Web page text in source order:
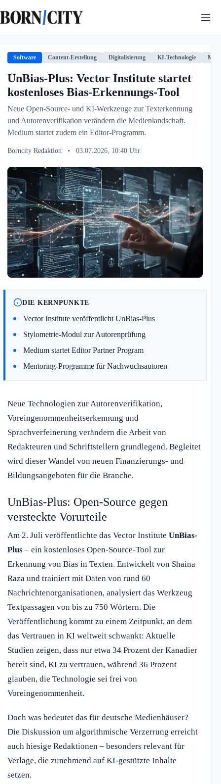
Inhalt
springen
Software Content-Erstellung Digitalisierung KI-Technologie
UnBias-Plus: Vector Institute startet
kostenloses Bias-Erkennungs-Tool
Neue Open-Source- und KI-Werkzeuge zur Texterkennung
und Autorenverifikation verändern die Medienlandschaft.
Medium startet zudem ein Editor-Programm.
Borncity Redaktion • 03.07.2026, 10:40 Uhr
DIE KERNPUNKTE
Vector Institute veröffentlicht UnBias-Plus
Stylometrie-Modul zur Autorenprüfung
Medium startet Editor Partner Program
Mentoring-Programme für Nachwuchsautoren
Neue Technologien zur Autorenverifikation,
Voreingenommenheitserkennung und
Sprachverfeinerung verändern die Arbeit von
Redakteuren und Schriftstellern grundlegend. Begleitet
wird dieser Wandel von neuen Finanzierungs- und
Bildungsangeboten für die Branche.
UnBias-Plus: Open-Source gegen
versteckte Vorurteile
Am 2. Juli veröffentlichte das Vector Institute UnBias-
Plus – ein kostenloses Open-Source-Tool zur
Erkennung von Bias in Texten. Entwickelt von Shaina
Raza und trainiert mit Daten von rund 60
Nachrichtenorganisationen, analysiert das Werkzeug
Textpassagen von bis zu 750 Wörtern. Die
Veröffentlichung kommt zu einem Zeitpunkt, an dem
das Vertrauen in KI weltweit schwankt: Aktuelle
Studien zeigen, dass nur etwa 34 Prozent der Kanadier
bereit sind, KI zu vertrauen, während 36 Prozent
glauben, die Technologie sei frei von
Voreingenommenheit.
Doch was bedeutet das für deutsche Medienhäuser?
Die Diskussion um algorithmische Verzerrung erreicht
auch hiesige Redaktionen – besonders relevant für
Verlage, die zunehmend auf KI-gestützte Inhalte
setzen.